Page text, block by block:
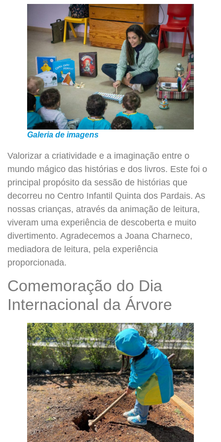
Galeria de imagens
Valorizar a criatividade e a imaginação entre o
mundo mágico das histórias e dos livros. Este foi o
principal propósito da sessão de histórias que
decorreu no Centro Infantil Quinta dos Pardais. As
nossas crianças, através da animação de leitura,
viveram uma experiência de descoberta e muito
divertimento. Agradecemos a Joana Charneco,
mediadora de leitura, pela experiência
proporcionada.
Comemoração do Dia
Internacional da Árvore